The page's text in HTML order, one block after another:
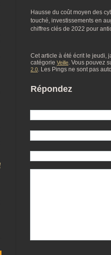
Hausse du coût moyen des
touché, investissements en
chiffres clés de 2022 pour
Cet article à été écrit le jeudi,
catégorie Veille. Vous pouvez
2.0. Les Pings ne sont pas
Répondez